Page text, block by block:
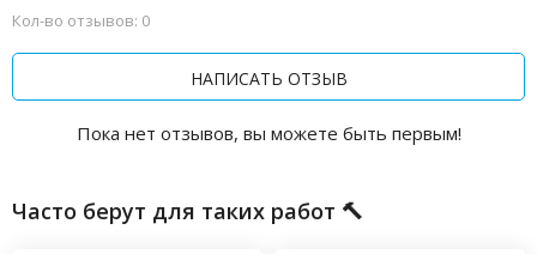
Кол-во отзывов: 0
НАПИСАТЬ ОТЗЫВ
Пока нет отзывов, вы можете быть первым!
Часто берут для таких работ 🔨